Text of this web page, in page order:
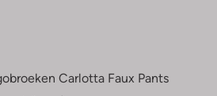
Carlotta Faux Pants